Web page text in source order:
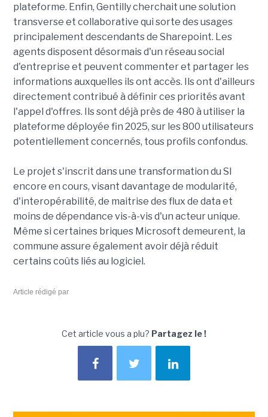
plateforme. Enfin, Gentilly cherchait une solution
transverse et collaborative qui sorte des usages
principalement descendants de Sharepoint. Les
agents disposent désormais d'un réseau social
d'entreprise et peuvent commenter et partager les
informations auxquelles ils ont accès. Ils ont d'ailleurs
directement contribué à définir ces priorités avant
l'appel d'offres. Ils sont déjà près de 480 à utiliser la
plateforme déployée fin 2025, sur les 800 utilisateurs
potentiellement concernés, tous profils confondus.
Le projet s'inscrit dans une transformation du SI
encore en cours, visant davantage de modularité,
d'interopérabilité, de maitrise des flux de data et
moins de dépendance vis-à-vis d'un acteur unique.
Même si certaines briques Microsoft demeurent, la
commune assure également avoir déjà réduit
certains coûts liés au logiciel.
Article rédigé par
Cet article vous a plu? Partagez le !